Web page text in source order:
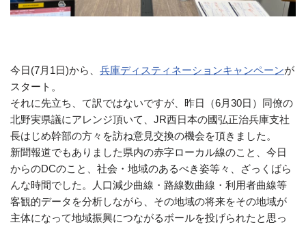
今日(7月1日)から、 兵庫ディスティネーションキャンペーンが
スタート。
それに先立ち、て訳ではないですが、昨日（6月30日）同僚の
北野実県議にアレンジ頂いて、JR西日本の國弘正治兵庫支社
長はじめ幹部の方々を訪ね意見交換の機会を頂きました。
新聞報道でもありました県内の赤字ローカル線のこと、今日
からのDCのこと、社会・地域のあるべき姿等々、ざっくばら
んな時間でした。人口減少曲線・路線数曲線・利用者曲線等
客観的データを分析しながら、その地域の将来をその地域が
主体になって地域振興につながるボールを投げられたと思っ